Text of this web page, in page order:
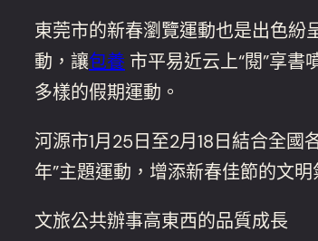
東莞市的新春瀏覽運動也是出色紛
動，讓包養 市平易近云上“閱”享書
多樣的假期運動。
河源市1月25日至2月18日結合全國
年”主題運動，增添新春佳節的文明
文旅公共辦事高東西的品質成長